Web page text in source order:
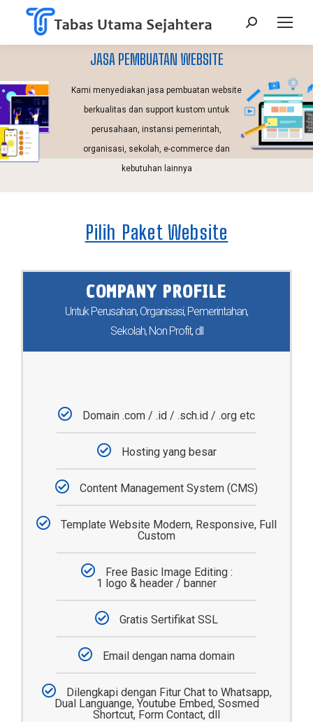
JASA PEMBUATAN WEBSITE
Kami menyediakan jasa pembuatan website
berkualitas dan support kustom untuk
perusahaan, instansi pemerintah,
organisasi, sekolah, e-commerce dan
kebutuhan lainnya
Pilih Paket Website
COMPANY PROFILE
Untuk Perusahan, Organisasi, Pemerintahan,
Sekolah, Non Profit, dll
Domain .com / .id / .sch.id / .org etc
Hosting yang besar
Content Management System (CMS)
Template Website Modern, Responsive, Full
Custom
Free Basic Image Editing :
1 logo & header / banner
Gratis Sertifikat SSL
Email dengan nama domain
Dilengkapi dengan Fitur Chat to Whatsapp,
Dual Languange, Youtube Embed, Sosmed
Shortcut, Form Contact, dll